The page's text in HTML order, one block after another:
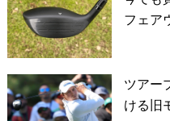
フェア
ツアー
ける旧